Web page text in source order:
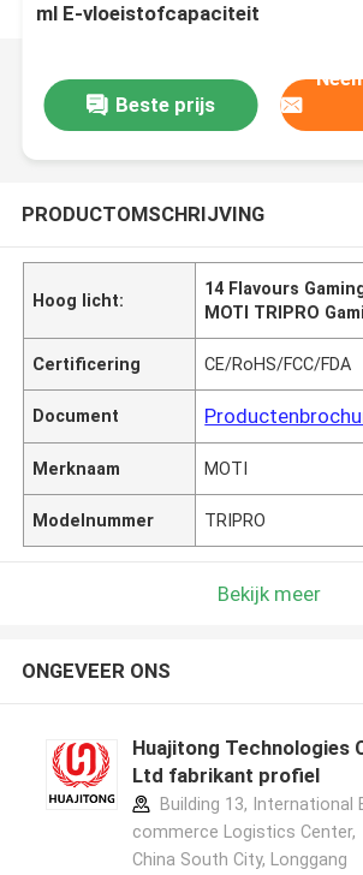
ml E-vloeistofcapaciteit
Beste prijs
PRODUCTOMSCHRIJVING
Hoog licht:
14 Flavours
MOTI TRIPRO
Certificering CE/RoHS/FCC/FDA
Document
Merknaam MOTI
Modelnummer TRIPRO
Bekijk meer
ONGEVEER ONS
Huajitong Technologies
Ltd fabrikant profiel
Building 13, International
commerce Logistics Center,
China South City, Longgang